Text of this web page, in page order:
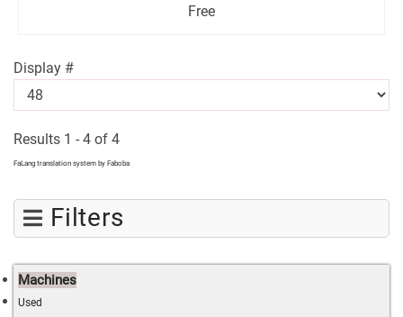
Free
Display #
Results 1 - 4 of 4
FaLang translation system by Faboba
Filters
Machines
Used